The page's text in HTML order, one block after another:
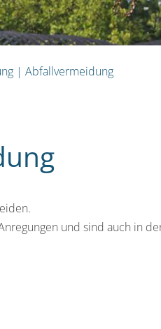
| Abfallvermeidung
und sind auch in